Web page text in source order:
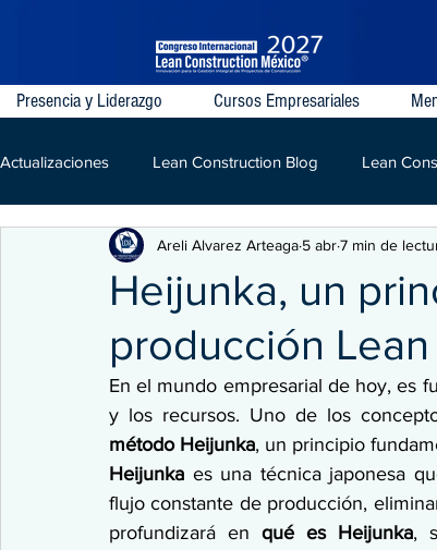
Presencia y Liderazgo Cursos Empresariales
Actualizaciones Lean Construction Blog Lean
Last Planner System VDC IPD Lean
Construcción
Heijunka, un
producción Lean
Areli Alvarez Arteaga 5 abr7 min de
En el mundo empresarial de hoy, es
y los recursos. Uno de los
método Heijunka, un principio
Heijunka es una técnica japonesa
flujo constante de producción,
profundizará en qué es Heijunka,